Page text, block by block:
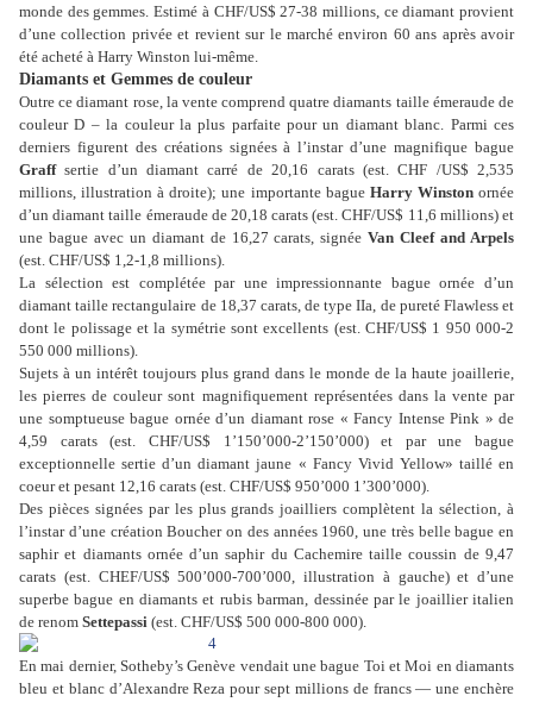
monde des gemmes. Estimé à CHF/US$ 27-38 millions, ce diamant provient
d’une collection privée et revient sur le marché environ 60 ans après avoir
été acheté à Harry Winston lui-même.
Diamants et Gemmes de couleur
Outre ce diamant rose, la vente comprend quatre diamants taille émeraude de
couleur D – la couleur la plus parfaite pour un diamant blanc. Parmi ces
derniers figurent des créations signées à l’instar d’une magnifique bague
Graffsertie d’un diamant carré de 20,16 carats (est. CHF /US$ 2,535
millions, illustration à droite); une importante bague Harry Winstonornée
d’un diamant taille émeraude de 20,18 carats (est. CHF/US$ 11,6 millions) et
une bague avec un diamant de 16,27 carats, signéeVan Cleef and Arpels
(est. CHF/US$ 1,2-1,8 millions).
La sélection est complétée par une impressionnante bague ornée d’un
diamant taille rectangulaire de 18,37 carats, de type IIa, de pureté Flawless et
dont le polissage et la symétrie sont excellents (est. CHF/US$ 1 950 000-2
550 000 millions).
Sujets à un intérêt toujours plus grand dans le monde de la haute joaillerie,
les pierres de couleur sont magnifiquement représentées dans la vente par
une somptueuse bague ornée d’un diamant rose « Fancy Intense Pink » de
4,59 carats (est. CHF/US$ 1’150’000-2’150’000) et par une bague
exceptionnelle sertie d’un diamant jaune « Fancy Vivid Yellow» taillé en
coeur et pesant 12,16 carats (est. CHF/US$ 950’000 1’300’000).
Des pièces signées par les plus grands joailliers complètent la sélection, à
l’instar d’une création Boucher on des années 1960, une très belle bague en
saphir et diamants ornée d’un saphir du Cachemire taille coussin de 9,47
carats (est. CHEF/US$ 500’000-700’000, illustration à gauche) et d’une
superbe bague en diamants et rubis barman, dessinée par le joaillier italien
de renom Settepassi (est. CHF/US$ 500 000-800 000).
En mai dernier, Sotheby’s Genève vendait une bague Toi et Moi en diamants
bleu et blanc d’Alexandre Reza pour sept millions de francs — une enchère